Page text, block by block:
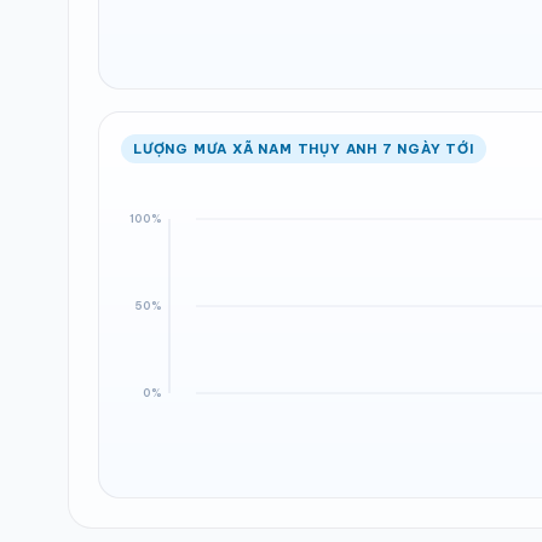
LƯỢNG MƯA XÃ NAM THỤY ANH 7 NGÀY TỚI